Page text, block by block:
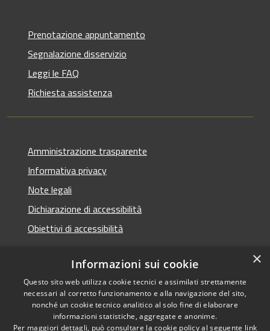
Prenotazione appuntamento
Segnalazione disservizio
Leggi le FAQ
Richiesta assistenza
Amministrazione trasparente
Informativa privacy
Note legali
Dichiarazione di accessibilità
Obiettivi di accessibilità
RSS
Accessibilità
Copyright © 2026 • Comune di
Termini Imerese • Powered
byMunicipium•
×
Informazioni sui cookie
Questo sito web utilizza cookie tecnici e assimilati strettamente
necessari al corretto funzionamento e alla navigazione del sito,
nonché un cookie tecnico analitico al solo fine di elaborare
informazioni statistiche, aggregate e anonime.
Per maggiori dettagli, può consultare la cookie policy al seguente link